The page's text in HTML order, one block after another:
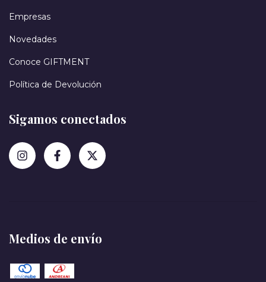
Empresas
Novedades
Conoce GIFTMENT
Política de Devolución
Sigamos conectados
Medios de envío